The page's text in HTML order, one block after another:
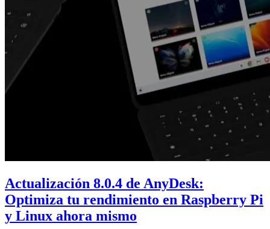
Actualización 8.0.4 de AnyDesk:
Optimiza tu rendimiento en Raspberry Pi
y Linux ahora mismo